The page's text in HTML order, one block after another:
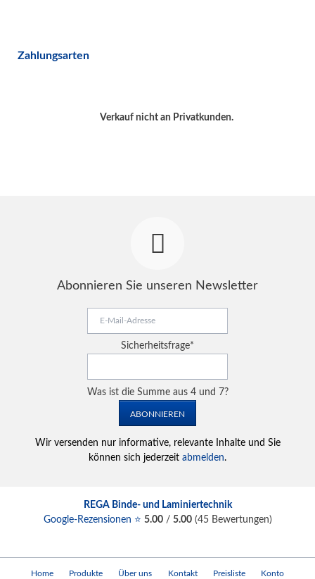
Zahlungsarten
Verkauf nicht an Privatkunden.
Abonnieren Sie unseren Newsletter
Adresse
Pflichtfeld
Sicherheitsfrage*
Was ist die Summe aus 4 und 7?
ABONNIEREN
Wir versenden nur informative, relevante Inhalte und Sie
können sich jederzeit abmelden.
Home Produkte Über uns Kontakt Preisliste Konto
REGA Binde- und Laminiertechnik
Google-Rezensionen ⭐ 5.00/ 5.00(45Bewertungen)